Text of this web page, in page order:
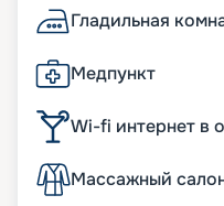
Гладильная
Медпункт
Wi-fi интернет в
Массажный